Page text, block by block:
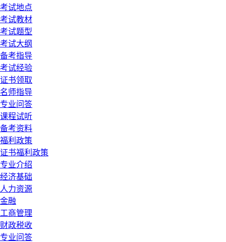
考试地点
考试教材
考试题型
考试大纲
备考指导
考试经验
证书领取
名师指导
专业问答
课程试听
备考资料
福利政策
证书福利政策
专业介绍
经济基础
人力资源
金融
工商管理
财政税收
专业问答